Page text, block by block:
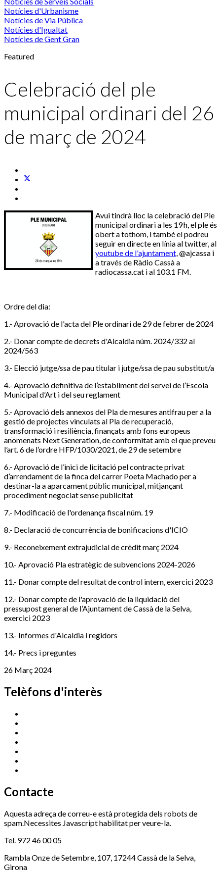
Notícies d'Urbanisme
Notícies de Via Pública
Notícies d'Igualtat
Notícies de Gent Gran
Featured
Celebració del ple
municipal ordinari del 26
de març de 2024
Avui tindrà lloc la celebració del Ple
municipal ordinari a les 19 h, el ple és
obert a tothom, i també el podreu
seguir en directe en línia al twitter, al
youtube de l'ajuntament, @ajcassa i
a través de Ràdio Cassà a
radiocassa.cat i al 103.1 FM.
Ordre del dia:
1.- Aprovació de l'acta del Ple ordinari de 29 de febrer de 2024
2.- Donar compte de decrets d'Alcaldia núm. 2024/332 al
2024/563
3.- Elecció jutge/ssa de pau titular i jutge/ssa de pau substitut/a
4.- Aprovació definitiva de l’establiment del servei de l’Escola
Municipal d’Art i del seu reglament
5.- Aprovació dels annexos del Pla de mesures antifrau per a la
gestió de projectes vinculats al Pla de recuperació,
transformació i resiliència, finançats amb fons europeus
anomenats Next Generation, de conformitat amb el que preveu
l’art. 6 de l’ordre HFP/1030/2021, de 29 de setembre
6.- Aprovació de l’inici de licitació pel contracte privat
d’arrendament de la finca del carrer Poeta Machado per a
destinar-la a aparcament públic municipal, mitjançant
procediment negociat sense publicitat
7.- Modificació de l'ordenança fiscal núm. 19
8.- Declaració de concurrència de bonificacions d'ICIO
9.- Reconeixement extrajudicial de crèdit març 2024
10.- Aprovació Pla estratègic de subvencions 2024-2026
11.- Donar compte del resultat de control intern, exercici 2023
12.- Donar compte de l'aprovació de la liquidació del
pressupost general de l’Ajuntament de Cassà de la Selva,
exercici 2023
13.- Informes d'Alcaldia i regidors
14.- Precs i preguntes
26 Març 2024
Telèfons d'interès
Contacte
Aquesta adreça de correu-e està protegida dels robots de
spam.Necessites Javascript habilitat per veure-la.
Tel. 972 46 00 05
Rambla Onze de Setembre, 107, 17244 Cassà de la Selva,
Girona